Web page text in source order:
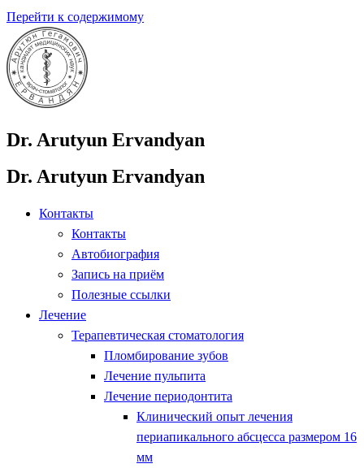
Перейти к содержимому
Dr. Arutyun Ervandyan
Dr. Arutyun Ervandyan
Контакты
Контакты
Автобиография
Запись на приём
Полезные ссылки
Лечение
Терапевтическая стоматология
Пломбирование зубов
Лечение пульпита
Лечение периодонтита
Клинический опыт лечения
периапикального абсцесса размером 16
мм